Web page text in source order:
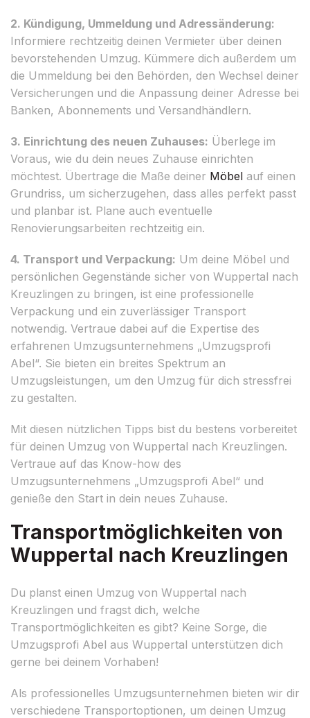
2. Kündigung, Ummeldung und Adressänderung:
Informiere rechtzeitig deinen Vermieter über deinen
bevorstehenden Umzug. Kümmere dich außerdem um
die Ummeldung bei den Behörden, den Wechsel deiner
Versicherungen und die Anpassung deiner Adresse bei
Banken, Abonnements und Versandhändlern.
3. Einrichtung des neuen Zuhauses: Überlege im
Voraus, wie du dein neues Zuhause einrichten
möchtest. Übertrage die Maße deiner Möbel auf einen
Grundriss, um sicherzugehen, dass alles perfekt passt
und planbar ist. Plane auch eventuelle
Renovierungsarbeiten rechtzeitig ein.
4. Transport und Verpackung: Um deine Möbel und
persönlichen Gegenstände sicher von Wuppertal nach
Kreuzlingen zu bringen, ist eine professionelle
Verpackung und ein zuverlässiger Transport
notwendig. Vertraue dabei auf die Expertise des
erfahrenen Umzugsunternehmens „Umzugsprofi
Abel“. Sie bieten ein breites Spektrum an
Umzugsleistungen, um den Umzug für dich stressfrei
zu gestalten.
Mit diesen nützlichen Tipps bist du bestens vorbereitet
für deinen Umzug von Wuppertal nach Kreuzlingen.
Vertraue auf das Know-how des
Umzugsunternehmens „Umzugsprofi Abel“ und
genieße den Start in dein neues Zuhause.
Transportmöglichkeiten von
Wuppertal nach Kreuzlingen
Du planst einen Umzug von Wuppertal nach
Kreuzlingen und fragst dich, welche
Transportmöglichkeiten es gibt? Keine Sorge, die
Umzugsprofi Abel aus Wuppertal unterstützen dich
gerne bei deinem Vorhaben!
Als professionelles Umzugsunternehmen bieten wir dir
verschiedene Transportoptionen, um deinen Umzug